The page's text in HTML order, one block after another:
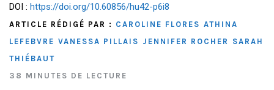
DOI : https://doi.org/10.60856/hu42-p6i8
ARTICLE RÉDIGÉ PAR : CAROLINE FLORES ATHINA
LEFEBVRE VANESSA PILLAIS JENNIFER ROCHER
SARAH
THIÉBAUT
38 MINUTES DE LECTURE